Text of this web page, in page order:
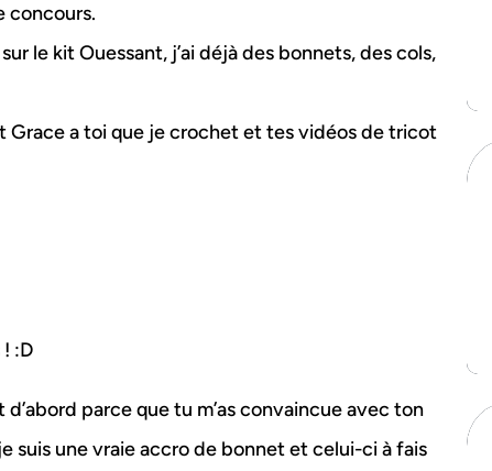
concours.
le kit Ouessant, j’ai déjà des bonnets, des cols,
Grace a toi que je crochet et tes vidéos de tricot
:D
d’abord parce que tu m’as convaincue avec ton
suis une vraie accro de bonnet et celui-ci à fais